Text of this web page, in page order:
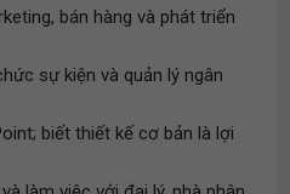
bán hàng và phát triển
sự kiện và quản lý ngân
biết thiết kế cơ bản là lợi